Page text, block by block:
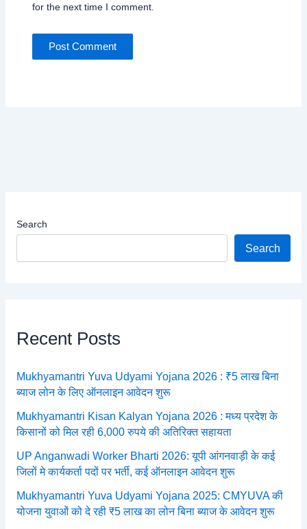
for the next time I comment.
Search
Search
Recent Posts
Mukhyamantri Yuva Udyami Yojana 2026 : ₹5 लाख बिना
ब्याज लोन के लिए ऑनलाइन आवेदन शुरू
Mukhyamantri Kisan Kalyan Yojana 2026 : मध्य प्रदेश के
किसानों को मिल रही 6,000 रुपये की अतिरिक्त सहायता
UP Anganwadi Worker Bharti 2026: यूपी आंगनवाड़ी के कई
जिलों मे कार्यकर्ता पदों पर भर्ती, कई ऑनलाइन आवेदन शुरू
Mukhyamantri Yuva Udyami Yojana 2025: CMYUVA की
योजना युवाओं को दे रही ₹5 लाख का लोन बिना ब्याज के आवेदन शुरू